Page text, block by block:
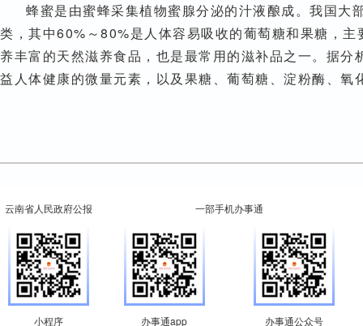
蜂蜜是由蜜蜂采集植物蜜腺分泌的汁液酿成。我国
类，其中60%～80%是人体容易吸收的葡萄糖和果糖，
养丰富的天然滋养食品，也是最常用的滋补品之一。据
益人体健康的微量元素，以及果糖、葡萄糖、淀粉酶、
云南省人民政府公报
小程序
一部手机办事通
办事通app 办事通公众号